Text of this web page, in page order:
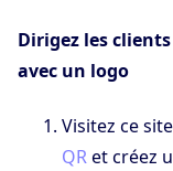
Dirigez les clients
avec un logo
Visitez ce
QRet créez